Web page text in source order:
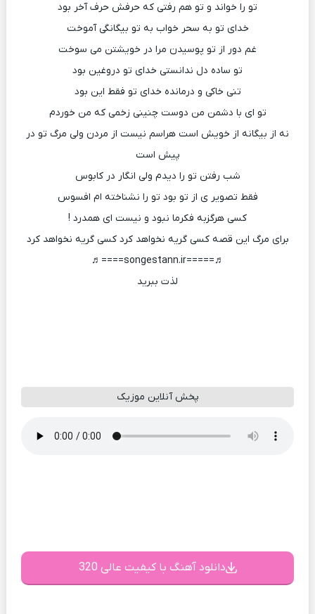
تو را خواند و تو هم رفتی که حرفش حرف آخر بود
خدای تو به سحر خواب به تو بیگانگی آموخت
غم دور از تو پوسیدن مرا در خویشتن می سوخت
تو ساده دل ندانستی خدای تو دروغین بود
تنی خاکی و درمانده خدای تو فقط این بود
تو ای با دشمن من دوست چنینی زخمی که من خوردم
نه از بیگانه از خویش است هراسم نیست از مردن ولی مرگ تو در
پیش است
شب رفتن تو را دیدم ولی انگار در کابوس
فقط تصویر ی از تو بود تو را نشناخته ام افسوس
کسی هرگزبه فکرما نبود و نیست ای همدرد !
برای مرگ این قصه کسی گریه نخواهد کرد کسی گریه نخواهد کرد
♬=====songestann.ir====♬
لذت ببرید
پخش آنلاین موزیک
دانلود آهنگ با کیفیت عالی 320